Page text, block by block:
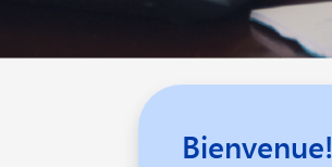
Bienvenue!